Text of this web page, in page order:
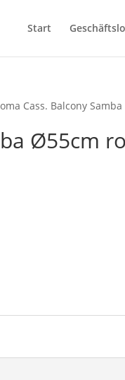
Start
Cass. Balcony
Ø55cm